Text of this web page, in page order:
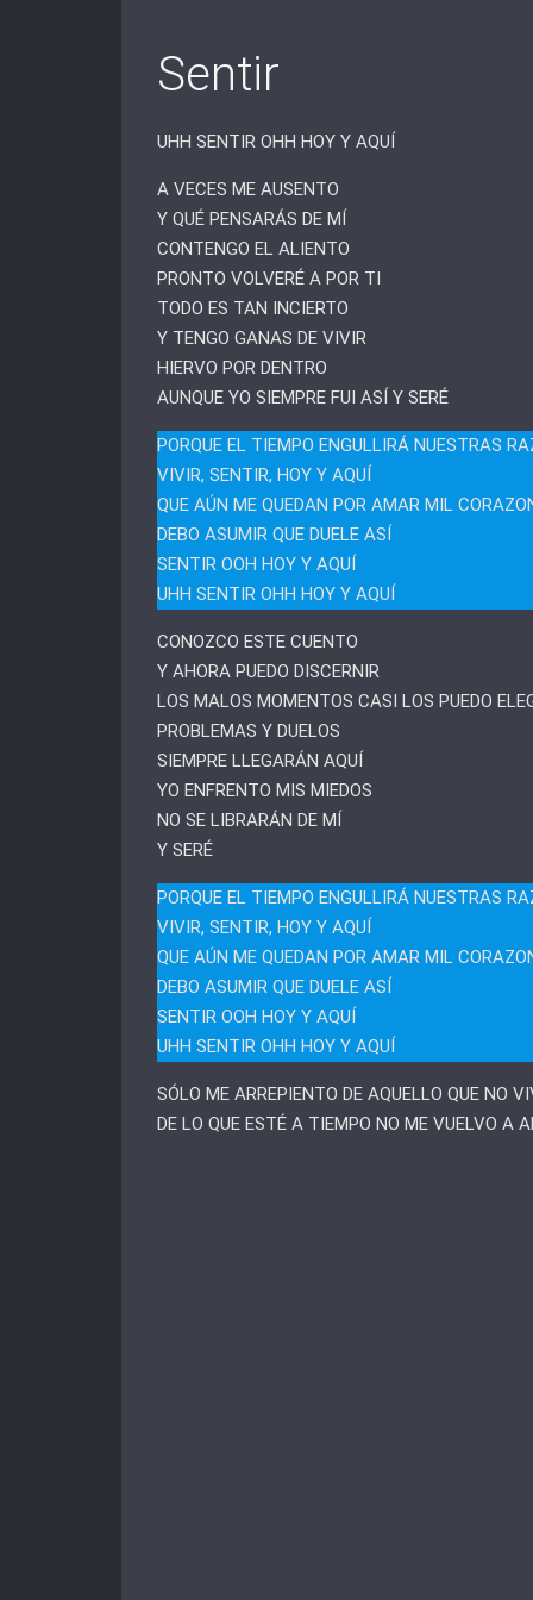
Sentir
UHH SENTIR OHH HOY Y AQUÍ
A VECES ME AUSENTO
Y QUÉ PENSARÁS DE MÍ
CONTENGO EL ALIENTO
PRONTO VOLVERÉ A POR TI
TODO ES TAN INCIERTO
Y TENGO GANAS DE VIVIR
HIERVO POR DENTRO
AUNQUE YO SIEMPRE FUI ASÍ Y SERÉ
PORQUE EL TIEMPO ENGULLIRÁ NUESTRAS
VIVIR, SENTIR, HOY Y AQUÍ
QUE AÚN ME QUEDAN POR AMAR MIL
DEBO ASUMIR QUE DUELE ASÍ
SENTIR OOH HOY Y AQUÍ
UHH SENTIR OHH HOY Y AQUÍ
CONOZCO ESTE CUENTO
Y AHORA PUEDO DISCERNIR
LOS MALOS MOMENTOS CASI LOS PUEDO
PROBLEMAS Y DUELOS
SIEMPRE LLEGARÁN AQUÍ
YO ENFRENTO MIS MIEDOS
NO SE LIBRARÁN DE MÍ
Y SERÉ
PORQUE EL TIEMPO ENGULLIRÁ NUESTRAS
VIVIR, SENTIR, HOY Y AQUÍ
QUE AÚN ME QUEDAN POR AMAR MIL
DEBO ASUMIR QUE DUELE ASÍ
SENTIR OOH HOY Y AQUÍ
UHH SENTIR OHH HOY Y AQUÍ
SÓLO ME ARREPIENTO DE AQUELLO QUE NO
DE LO QUE ESTÉ A TIEMPO NO ME VUELVO A